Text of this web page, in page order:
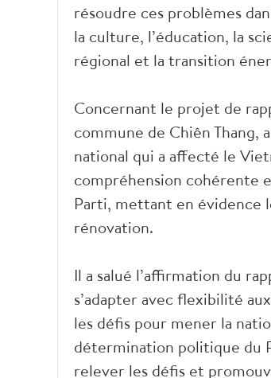
résoudre ces problèmes
la culture, l’éducation, la
régional et la transition
Concernant le projet de
commune de Chiên Thang,
national qui a affecté le
compréhension cohérente
Parti, mettant en évidence
rénovation.
Il a salué l’affirmation du
s’adapter avec flexibilité
les défis pour mener la
détermination politique du
relever les défis et